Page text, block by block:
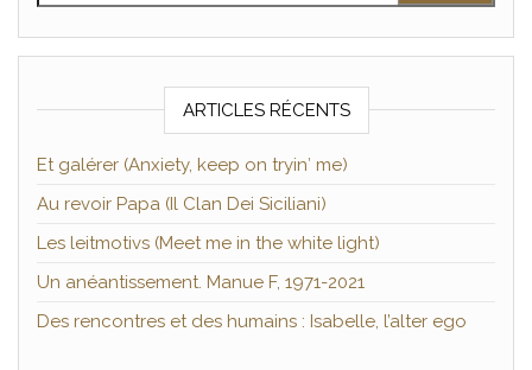
ARTICLES RÉCENTS
Et galérer (Anxiety, keep on tryin′ me)
Au revoir Papa (Il Clan Dei Siciliani)
Les leitmotivs (Meet me in the white light)
Un anéantissement. Manue F, 1971-2021
Des rencontres et des humains : Isabelle, l’alter ego